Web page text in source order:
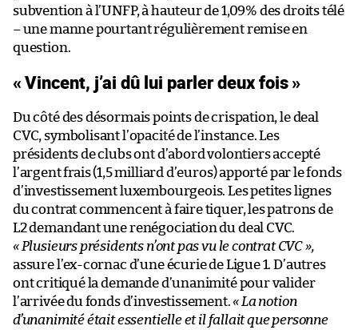
subvention à l’UNFP, à hauteur de 1,09% des droits télé
– une manne pourtant régulièrement remise en
question.
« Vincent, j’ai dû lui parler deux fois »
Du côté des désormais points de crispation, le deal
CVC, symbolisant l’opacité de l’instance. Les
présidents de clubs ont d’abord volontiers accepté
l’argent frais (1,5 milliard d’euros) apporté par le fonds
d’investissement luxembourgeois. Les petites lignes
du contrat commencent à faire tiquer, les patrons de
L2 demandant une renégociation du deal CVC.
« Plusieurs présidents n’ont pas vu le contrat CVC»,
assure l’ex-cornac d’une écurie de Ligue 1. D’autres
ont critiqué la demande d’unanimité pour valider
l’arrivée du fonds d’investissement.« La notion
d’unanimité était essentielle et il fallait que personne